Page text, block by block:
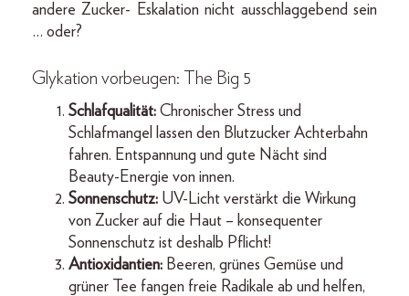
andere Zucker- Eskalation nicht ausschlaggebend sein
… oder?
Glykation vorbeugen: The Big 5
Schlafqualität: Chronischer Stress und
Schlafmangel lassen den Blutzucker Achterbahn
fahren. Entspannung und gute Nächt sind
Beauty-Energie von innen.
Sonnenschutz: UV-Licht verstärkt die Wirkung
von Zucker auf die Haut – konsequenter
Sonnenschutz ist deshalb Pflicht!
Antioxidantien: Beeren, grünes Gemüse und
grüner Tee fangen freie Radikale ab und helfen,